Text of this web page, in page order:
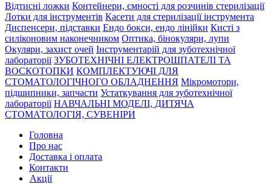
Відтисні ложки Контейнери, ємності для розчинів стерилізації
Лотки для інструментів Касети для стерилізації інструмента
Диспенсери, підставки Ендо бокси, ендо лінійки Кисті з
силіконовим наконечником Оптика, бінокуляри, лупи
Окуляри, захист очей Інструментарій для зуботехнічної
лабораторії ЗУБОТЕХНІЧНІ ЕЛЕКТРОШПАТЕЛІ ТА
ВОСКОТОПКИ КОМПЛЕКТУЮЧІ ДЛЯ
СТОМАТОЛОГІЧНОГО ОБЛАДНЕННЯ Мікромотори,
підшипники, запчасти Устаткування для зуботехнічної
лабораторії НАВЧАЛЬНІ МОДЕЛІ, ДИТЯЧА
СТОМАТОЛОГІЯ, СУВЕНІРИ
Головна
Про нас
Доставка і оплата
Контакти
Акції